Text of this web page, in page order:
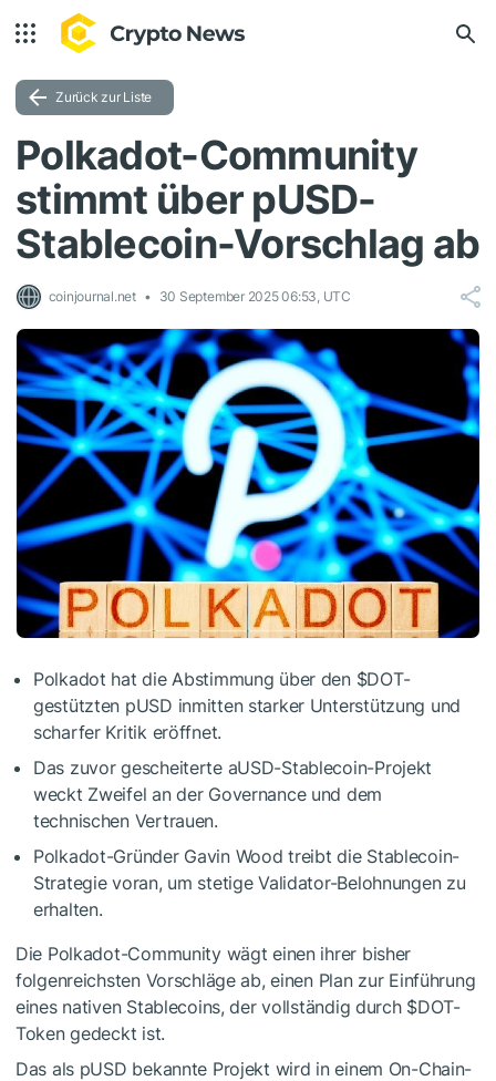
Zurück zur Liste
Polkadot-Community
stimmt über pUSD-
Stablecoin-Vorschlag ab
coinjournal.net 30 September 2025 06:53, UTC
Polkadot hat die Abstimmung über den $DOT-
gestützten pUSD inmitten starker Unterstützung und
scharfer Kritik eröffnet.
Das zuvor gescheiterte aUSD-Stablecoin-Projekt
weckt Zweifel an der Governance und dem
technischen Vertrauen.
Polkadot-Gründer Gavin Wood treibt die Stablecoin-
Strategie voran, um stetige Validator-Belohnungen zu
erhalten.
Die Polkadot-Community wägt einen ihrer bisher
folgenreichsten Vorschläge ab, einen Plan zur Einführung
eines nativen Stablecoins, der vollständig durch $DOT-
Token gedeckt ist.
Das als pUSD bekannte Projekt wird in einem On-Chain-